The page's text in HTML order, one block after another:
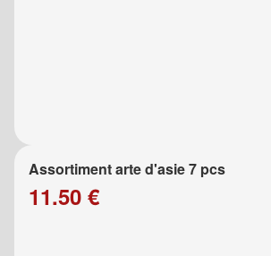
Assortiment arte d'asie 7 pcs
11.50 €